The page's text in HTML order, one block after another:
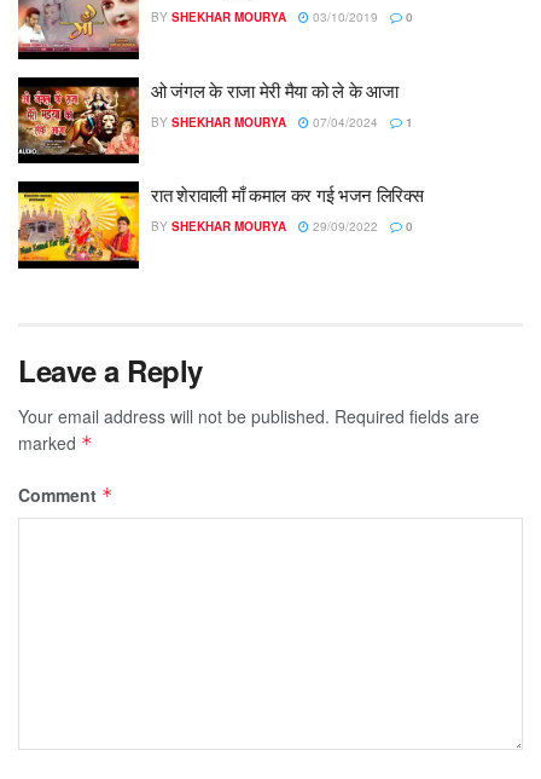
BY SHEKHAR MOURYA 03/10/2019 0
ओ जंगल के राजा मेरी मैया को ले के आजा
BY SHEKHAR MOURYA 07/04/2024 1
रात शेरावाली माँ कमाल कर गई भजन लिरिक्स
BY SHEKHAR MOURYA 29/09/2022 0
Leave a Reply
Your email address will not be published. Required fields are
marked *
Comment *